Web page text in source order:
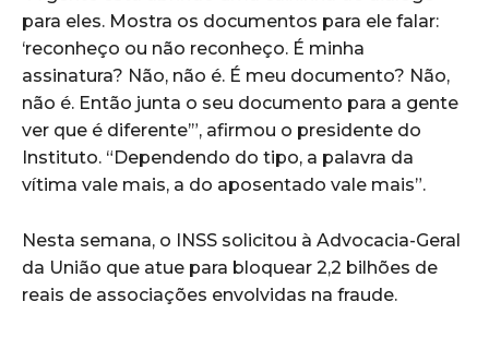
para eles. Mostra os documentos para ele falar:
‘reconheço ou não reconheço. É minha
assinatura? Não, não é. É meu documento? Não,
não é. Então junta o seu documento para a gente
ver que é diferente’”, afirmou o presidente do
Instituto. “Dependendo do tipo, a palavra da
vítima vale mais, a do aposentado vale mais”.
Nesta semana, o INSS solicitou à Advocacia-Geral
da União que atue para bloquear 2,2 bilhões de
reais de associações envolvidas na fraude.